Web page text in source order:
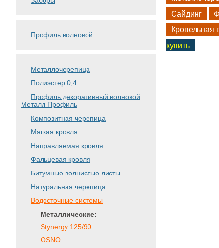
Профиль волновой
Металлочерепица
Полиэстер 0,4
Профиль декоративный волновой
Металл Профиль
Композитная черепица
Мягкая кровля
Направляемая кровля
Фальцевая кровля
Битумные волнистые листы
Натуральная черепица
Водосточные системы
Металлические:
Stynergy 125/90
OSNO
Сайдинг
Кровельная
купить